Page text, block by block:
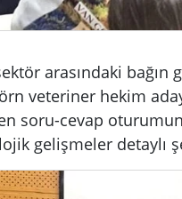
arasındaki
veteriner hekim
soru-cevap
gelişmeler detaylı